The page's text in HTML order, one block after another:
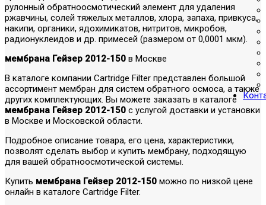
рулонный обратноосмотический элемент для удаления
ржавчины, солей тяжелых металлов, хлора, запаха, привкуса,
накипи, органики, ядохимикатов, нитритов, микробов,
радионуклеидов и др. примесей (размером от 0,0001 мкм).
мембрана Гейзер 2012-150 в Москве
В каталоге компании Cartridge Filter представлен большой
ассортимент мембран для систем обратного осмоса, а также
других комплектующих. Вы можете заказать в каталоге
мембрана Гейзер 2012-150 с услугой доставки и установки
в Москве и Московской области.
Подробное описание товара, его цена, характеристики,
позволят сделать выбор и купить мембрану, подходящую
для вашей обратноосмотической системы.
Купить мембрана Гейзер 2012-150 можно по низкой цене
онлайн в каталоге Cartridge Filter.